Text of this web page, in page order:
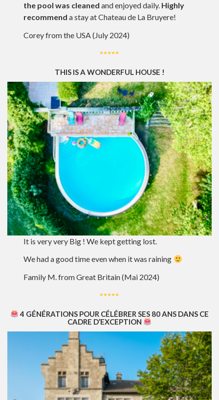
the pool was cleaned and enjoyed daily. Highly
recommend a stay at Chateau de La Bruyere!
Corey from the USA (July 2024)
*****
THIS IS A WONDERFUL HOUSE !
It is very very Big ! We kept getting lost.
We had a good time even when it was raining
Family M. from Great Britain (Mai 2024)
*****
4 GÉNÉRATIONS POUR CÉLÉBRER SES 80 ANS DANS CE
CADRE D’EXCEPTION